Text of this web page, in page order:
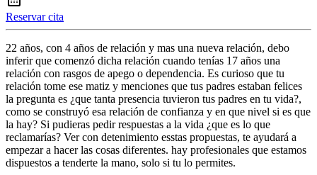
Reservar cita
22 años, con 4 años de relación y mas una nueva relación, debo
inferir que comenzó dicha relación cuando tenías 17 años una
relación con rasgos de apego o dependencia. Es curioso que tu
relación tome ese matiz y menciones que tus padres estaban felices
la pregunta es ¿que tanta presencia tuvieron tus padres en tu vida?,
como se construyó esa relación de confianza y en que nivel si es que
la hay? Si pudieras pedir respuestas a la vida ¿que es lo que
reclamarías? Ver con detenimiento esstas propuestas, te ayudará a
empezar a hacer las cosas diferentes. hay profesionales que estamos
dispuestos a tenderte la mano, solo si tu lo permites.